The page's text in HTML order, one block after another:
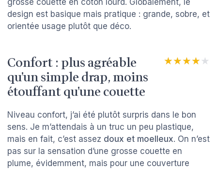
grosse couette en coton lourd. Globalement, le
design est basique mais pratique : grande, sobre, et
orientée usage plutôt que déco.
Confort : plus agréable
qu’un simple drap, moins
étouffant qu’une couette
★★★★★
★★★★★
Niveau confort, j’ai été plutôt surpris dans le bon
sens. Je m’attendais à un truc un peu plastique,
mais en fait, c’est assez doux et moelleux. On n’est
pas sur la sensation d’une grosse couette en
plume, évidemment, mais pour une couverture